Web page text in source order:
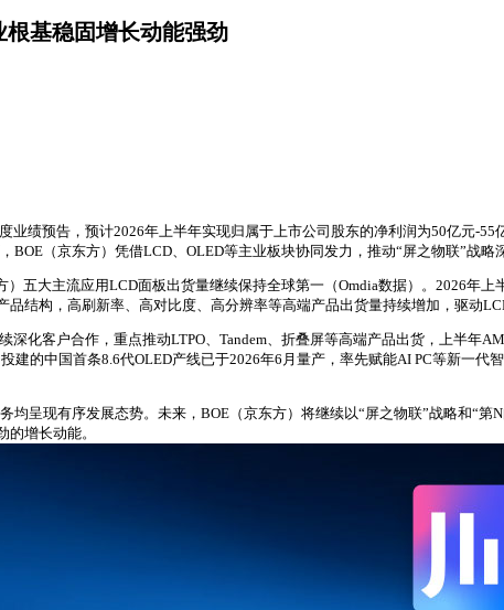
根基稳固增长动能强劲
业绩预告，预计2026年上半年实现归属于上市公司股东的净利润为50亿元-
（京东方）凭借LCD、OLED等主业板块协同发力，推动“屏之物联”战略
五大主流应用LCD面板出货量继续保持全球第一（Omdia数据）。2026年
结构，高刷新率、高对比度、高分辨率等高端产品出货量持续增加，驱动
化客户合作，重点推动LTPO、Tandem、折叠屏等高端产品出货，上半年
建的中国首条8.6代OLED产线已于2026年6月量产，率先赋能AI PC等新一
均呈现有序发展态势。未来，BOE（京东方）将继续以“屏之物联”战略和“
增长动能。